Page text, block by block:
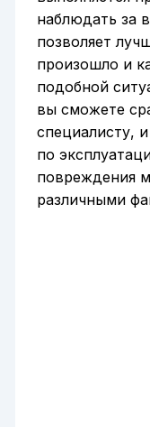
наблюдать за
позволяет
произошло и
подобной
вы сможете
специалисту,
по
повреждения
различными